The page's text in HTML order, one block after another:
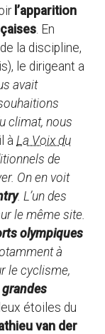
l’apparition
. En
la discipline,
le dirigeant a
avait
climat, nous
à La Voix du
de
On en voit
. L’un des
le même site.
olympiques
à
le cyclisme,
étoiles du
van der